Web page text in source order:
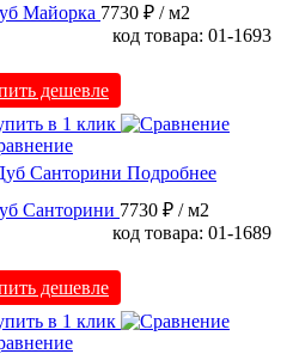
Майорка 7730 ₽ / м2
код товара: 01-1693
дешевле
в 1 клик
Подробнее
Санторини 7730 ₽ / м2
код товара: 01-1689
дешевле
в 1 клик